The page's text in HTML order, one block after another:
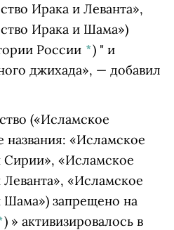
Ирака и Леванта»,
Ирака и Шама»)
России *) " и
джихада», — добавил
(«Исламское
названия: «Исламское
Сирии», «Исламское
«Исламское
Шама») запрещено на
) » активизировалось в